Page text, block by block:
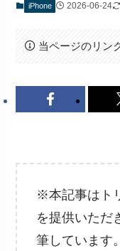
iPhone 2026-06-24
当ページのリン
※本記事はト
を提供いただ
筆しています。